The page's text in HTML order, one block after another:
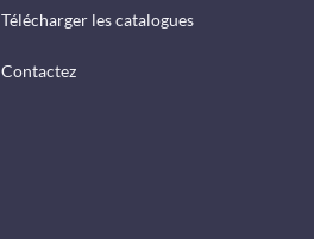
Télécharger les catalogues
Contactez